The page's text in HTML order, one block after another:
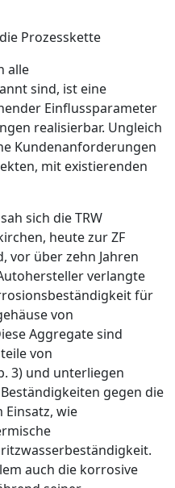
Prozesskette
alle
sind, ist eine
Einfluss­parameter
realisierbar. Ungleich
Kundenanforderungen
mit existierenden
sich die TRW
heute zur ZF
vor über zehn Jahren
verlangte
für
von
Aggregate sind
von
3) und unterliegen
gegen die
wie
auch die korrosive